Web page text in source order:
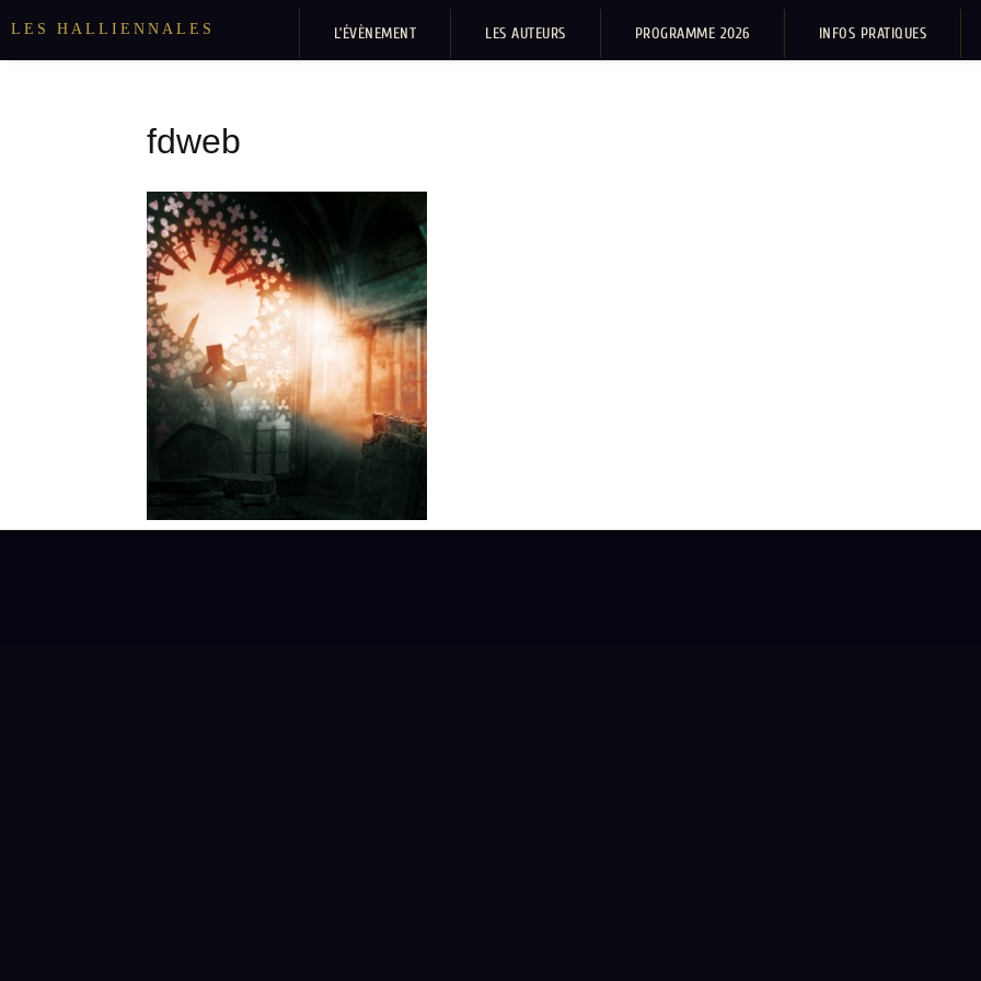
LES HALLIENNALES L’ÉVÈNEMENT LES AUTEURS PROGRAMME 2026 INFOS PRATIQUES
fdweb